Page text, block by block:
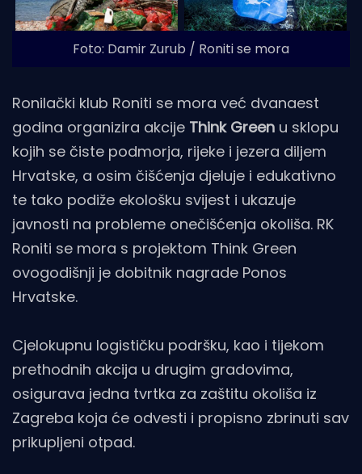
Foto: Damir Zurub / Roniti se mora
Ronilački klub Roniti se mora već dvanaest
godina organizira akcije Think Green u sklopu
kojih se čiste podmorja, rijeke i jezera diljem
Hrvatske, a osim čišćenja djeluje i edukativno
te tako podiže ekološku svijest i ukazuje
javnosti na probleme onečišćenja okoliša. RK
Roniti se mora s projektom Think Green
ovogodišnji je dobitnik nagrade Ponos
Hrvatske.
Cjelokupnu logističku podršku, kao i tijekom
prethodnih akcija u drugim gradovima,
osigurava jedna tvrtka za zaštitu okoliša iz
Zagreba koja će odvesti i propisno zbrinuti sav
prikupljeni otpad.